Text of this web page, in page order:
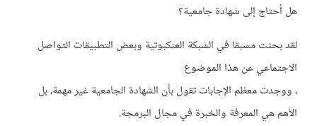
هل أحتاج إلى شهادة جامعية؟
لقد بحثت مسبقا في الشبكة العنكبوتية وبعض التطبيقات التواصل
الاجتماعي عن هذا الموضوع
، ووجدت معظم الإجابات تقول بأن الشهادة الجامعية غير مهمة، بل
الأهم هي المعرفة والخبرة في مجال البرمجة.